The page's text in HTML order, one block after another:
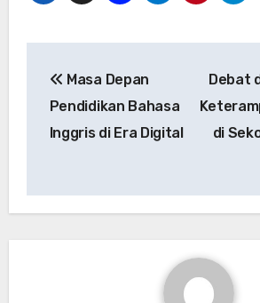
navigation
Masa Depan
Pendidikan Bahasa
Inggris di Era Digital
Debat
di